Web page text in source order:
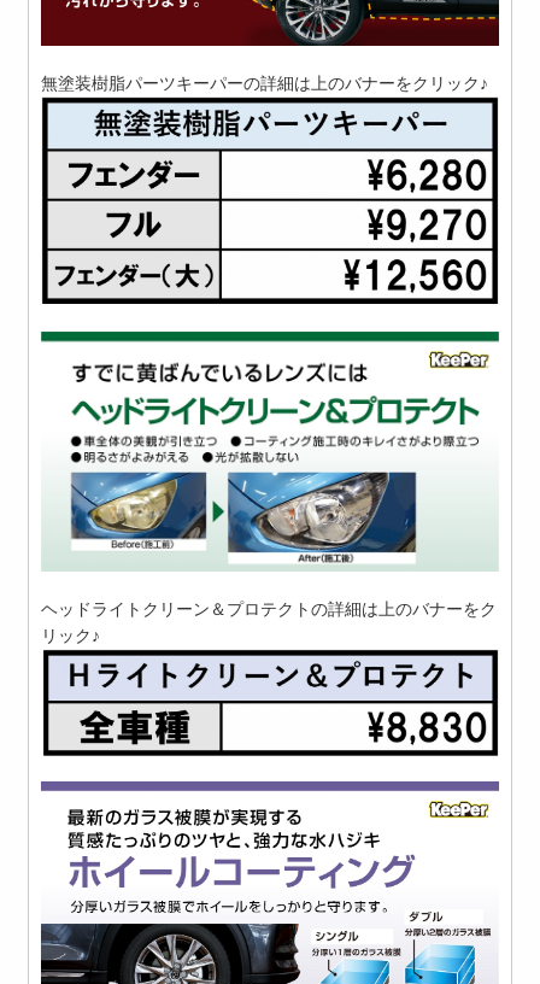
無塗装樹脂パーツキーパーの詳細は上のバナーをクリック♪
ヘッドライトクリーン＆プロテクトの詳細は上のバナーをク
リック♪